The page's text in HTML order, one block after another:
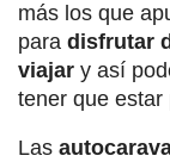
más los que
para disfrutar
viajar y así
tener que estar
Las